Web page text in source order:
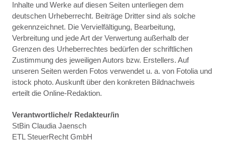
Inhalte und Werke auf diesen Seiten unterliegen dem
deutschen Urheberrecht. Beiträge Dritter sind als solche
gekennzeichnet. Die Vervielfältigung, Bearbeitung,
Verbreitung und jede Art der Verwertung außerhalb der
Grenzen des Urheberrechtes bedürfen der schriftlichen
Zustimmung des jeweiligen Autors bzw. Erstellers. Auf
unseren Seiten werden Fotos verwendet u. a. von Fotolia und
istock photo. Auskunft über den konkreten Bildnachweis
erteilt die Online-Redaktion.
Verantwortliche/r Redakteur/in
StBin Claudia Jaensch
ETL SteuerRecht GmbH